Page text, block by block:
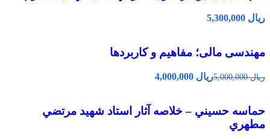
ریال
مهندسی مالی؛ مفاهیم و کاربردها
ریال5,000,000 ریال
حماسه حسيني – خلاصه آثار استاد شهيد مرتضي
مطهري